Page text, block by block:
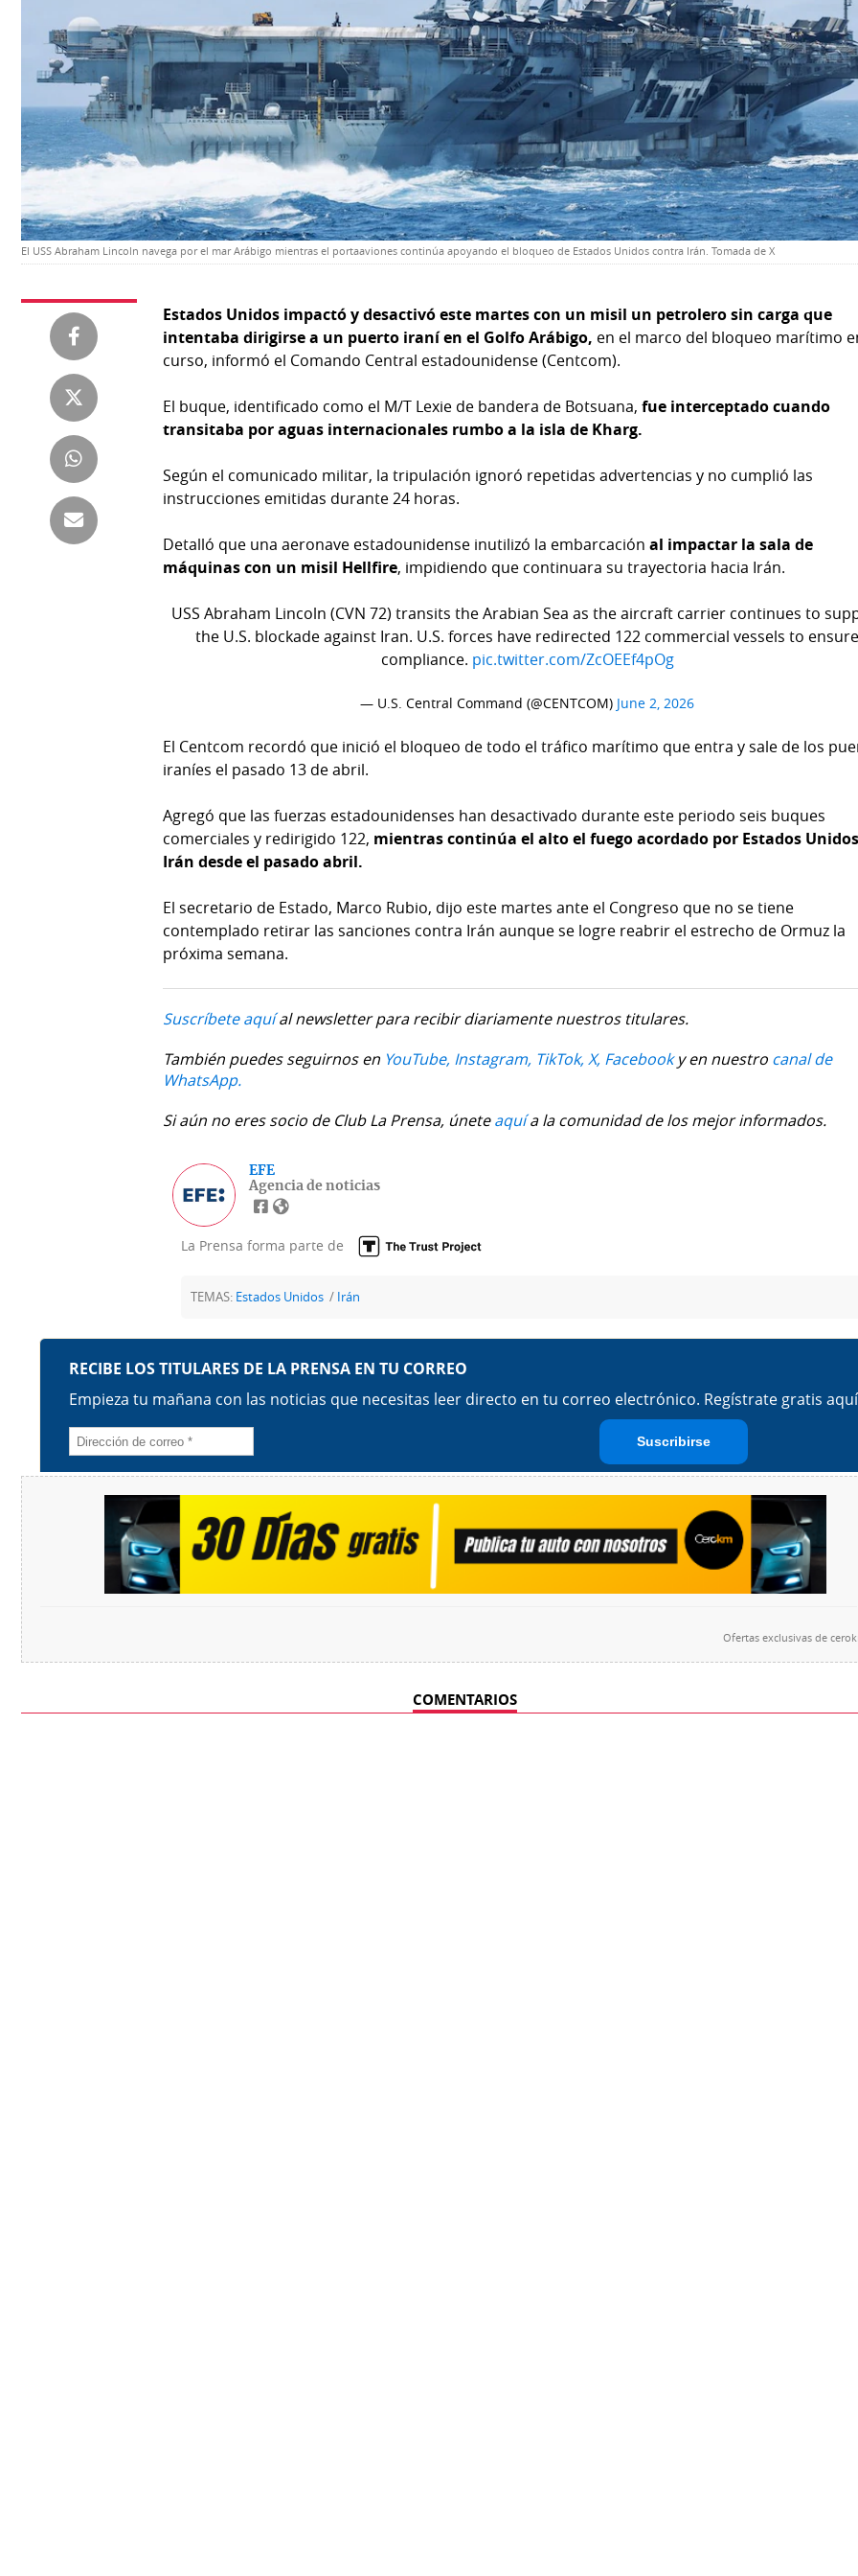
Catálogos
Lotería
Kiosko
digital
Temas
Autores
Notas
al
lector
prácticas
SITIOS
Metro
por
Metro
Tienda
Panamá
Tus
Tiquetes
Mi
Diario
Ellas
Club
Prensa
El USS Abraham Lincoln navega por el mar Arábigo mientras el portaaviones continúa apoyando el bloqueo de Estados Unidos contra Irán. Tomada de X
Estados Unidos impactó y desactivó este martes con un misil un petrolero sin carga que
intentaba dirigirse a un puerto iraní en el Golfo Arábigo, en el marco del bloqueo marítimo
curso, informó el Comando Central estadounidense (Centcom).
El buque, identificado como el M/T Lexie de bandera de Botsuana,fue interceptado cuando
transitaba por aguas internacionales rumbo a la isla de Kharg.
Según el comunicado militar, la tripulación ignoró repetidas advertencias y no cumplió las
instrucciones emitidas durante 24 horas.
Detalló que una aeronave estadounidense inutilizó la embarcación al impactar la sala de
máquinas con un misil Hellfire, impidiendo que continuara su trayectoria hacia Irán.
USS Abraham Lincoln (CVN 72) transits the Arabian Sea as the aircraft carrier continues to
the U.S. blockade against Iran. U.S. forces have redirected 122 commercial vessels to ensure
compliance. pic.twitter.com/ZcOEEf4pOg
— U.S. Central Command (@CENTCOM) June 2, 2026
El Centcom recordó que inició el bloqueo de todo el tráfico marítimo que entra y sale de los
iraníes el pasado 13 de abril.
Agregó que las fuerzas estadounidenses han desactivado durante este periodo seis buques
comerciales y redirigido 122, mientras continúa el alto el fuego acordado por Estados
Irán desde el pasado abril.
El secretario de Estado, Marco Rubio, dijo este martes ante el Congreso que no se tiene
contemplado retirar las sanciones contra Irán aunque se logre reabrir el estrecho de Ormuz la
próxima semana.
Suscríbete aquíal newsletter para recibir diariamente nuestros titulares.
También puedes seguirnos en YouTube, Instagram, TikTok, X, Facebooky en nuestro canal de
WhatsApp.
Si aún no eres socio de Club La Prensa, úneteaquía la comunidad de los mejor informados.
EFE
Agencia de noticias
La Prensa forma parte de
TEMAS: Estados Unidos Irán
Ofertas exclusivas de
COMENTARIOS